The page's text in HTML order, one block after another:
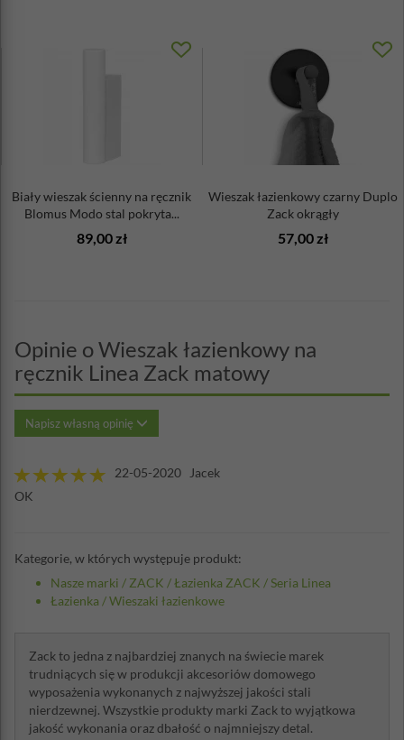
Biały wieszak ścienny na ręcznik
Blomus Modo stal pokryta...
89,00 zł
Wieszak łazienkowy czarny Duplo
Zack okrągły
57,00 zł
Opinie o Wieszak łazienkowy na
ręcznik Linea Zack matowy
Napisz własną opinię
22-05-2020 Jacek
OK
Kategorie, w których występuje produkt:
Nasze marki / ZACK /Łazienka ZACK /Seria Linea
Łazienka /Wieszaki łazienkowe
Zack to jedna z najbardziej znanych na świecie marek
trudniących się w produkcji akcesoriów domowego
wyposażenia wykonanych z najwyższej jakości stali
nierdzewnej. Wszystkie produkty marki Zack to wyjątkowa
jakość wykonania oraz dbałość o najmniejszy detal.